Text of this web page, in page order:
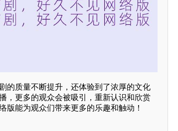
的质量不断提升，还体验到了浓厚的文化
，更多的观众会被吸引，重新认识和欣赏
版能为观众们带来更多的乐趣和触动！